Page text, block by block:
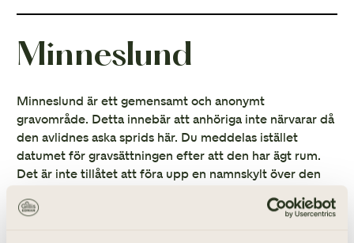
Minneslund
Minneslund är ett gemensamt och anonymt
gravområde. Detta innebär att anhöriga inte närvarar då
den avlidnes aska sprids här. Du meddelas istället
datumet för gravsättningen efter att den har ägt rum.
Det är inte tillåtet att föra upp en namnskylt över den
plats för snittblommor och gravljus.